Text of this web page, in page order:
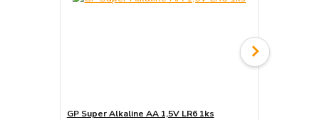
GP Super Alkaline AA 1,5V LR6 1ks